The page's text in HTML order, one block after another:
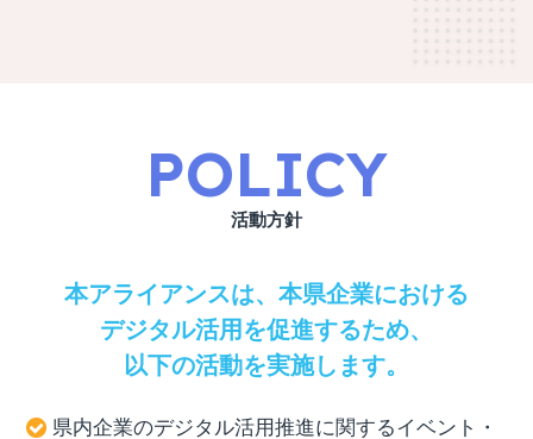
POLICY
活動方針
本アライアンスは、本県企業における
デジタル活用を促進するため、
以下の活動を実施します。
県内企業のデジタル活用推進に関するイベント・